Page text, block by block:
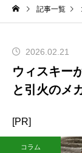
記事一覧
2026.02.21
ウィスキー
と引火のメ
[PR]
コラム